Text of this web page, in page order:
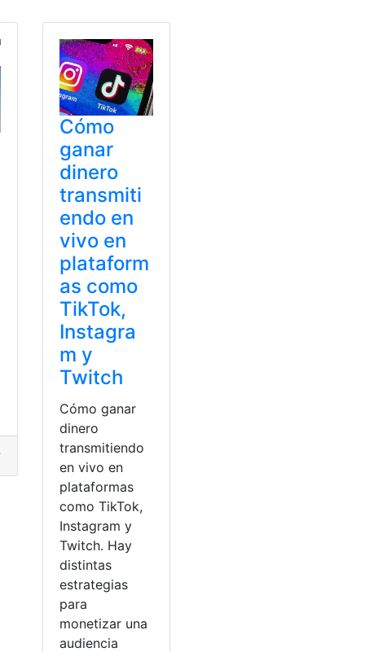
, ¿Quién es?,Consultas,Redes sociales
Cómo
ganar
dinero
transmiti
endo en
vivo en
plataform
as como
TikTok,
Instagra
m y
Twitch
Cómo ganar
dinero
transmitiendo
en vivo en
plataformas
como TikTok,
Instagram y
Twitch. Hay
distintas
estrategias
para
monetizar una
audiencia